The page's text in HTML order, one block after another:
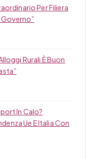
Per Filiera
Governo”
Rurali È Buon
In Calo?
Ue E Italia Con